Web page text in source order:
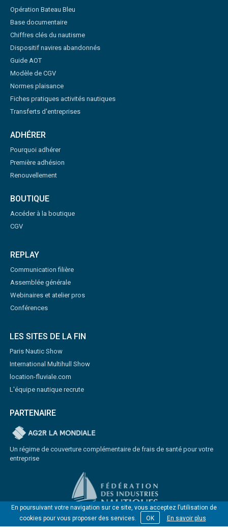
En poursuivant votre navigation sur ce site, vous acceptez l’utilisation de
cookies pour vous proposer des services.
OK En savoir plus
Opération Bateau Bleu
Base documentaire
Chiffres clés du nautisme
Dispositif navires abandonnés
Guide AOT
Modèle de CGV
Normes plaisance
Fiches pratiques activités nautiques
Transferts d'entreprises
ADHÉRER
Pourquoi adhérer
Première adhésion
Renouvellement
BOUTIQUE
Accéder à la boutique
CGV
REPLAY
Communication filière
Assemblée générale
Webinaires et atelier pros
Conférences
LES SITES DE LA FIN
Paris Nautic Show
International Multihull Show
location-fluviale.com
L'équipe nautique recrute
PARTENAIRE
Un régime de couverture complémentaire de frais de santé pour votre
entreprise